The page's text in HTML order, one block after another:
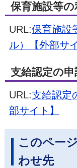
保育施設等の
URL:保育施設
ル）【外部サ
支給認定の申
URL:支給認定
部サイト】
このペー
わせ先